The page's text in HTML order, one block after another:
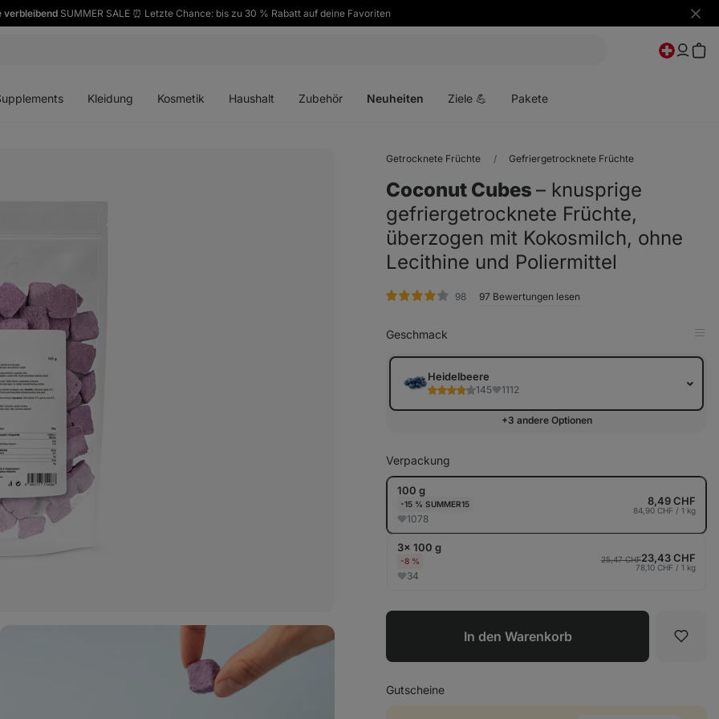
verbleibendSUMMER SALE ⏰ Letzte Chance: bis zu 30 % Rabatt auf deine Favoriten
Kleidung Kosmetik Haushalt Zubehör Neuheiten Ziele 💪 Pakete
Getrocknete Früchte Gefriergetrocknete Früchte
Coconut Cubes ⁠–⁠ knusprige
gefriergetrocknete Früchte,
überzogen mit Kokosmilch, ohne
Lecithine und Poliermittel
98Bewertungen
97 Bewertungen lesen
Geschmack
in
Heidelbeere
145 1112
+3 andere Optionen
Verpackung
100 g
-15 % SUMMER15
1078
8,49 CHF
84,90 CHF / 1 kg
3× 100 g
-8 %
34
25,47 CHF23,43 CHF
78,10 CHF / 1 kg
In den Warenkorb
Gutscheine